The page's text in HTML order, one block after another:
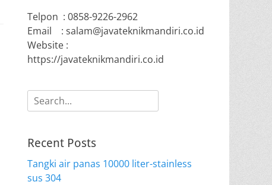
Telpon : 0858-9226-2962
Email : salam@javateknikmandiri.co.id
Website :
https://javateknikmandiri.co.id
Search
for:
Recent Posts
Tangki air panas 10000 liter-stainless
sus 304